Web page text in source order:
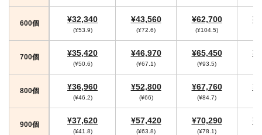
600個 ¥32,340
(¥53.9)
¥43,560
(¥72.6)
¥62,700
(¥104.5)
700個 ¥35,420
(¥50.6)
¥46,970
(¥67.1)
¥65,450
(¥93.5)
800個 ¥36,960
(¥46.2)
¥52,800
(¥66)
¥67,760
(¥84.7)
900個 ¥37,620
(¥41.8)
¥57,420
(¥63.8)
¥70,290
(¥78.1)